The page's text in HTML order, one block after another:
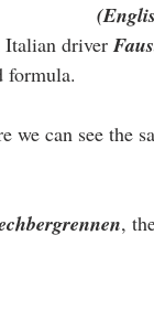
Italian driver
formula.
we can see the
,